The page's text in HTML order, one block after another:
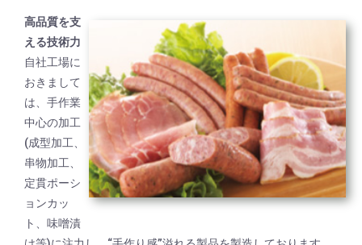
高品質を支
える技術力
自社工場に
おきまして
は、手作業
中心の加工
(成型加工、
串物加工、
定貫ポーシ
ョンカッ
ト、味噌漬